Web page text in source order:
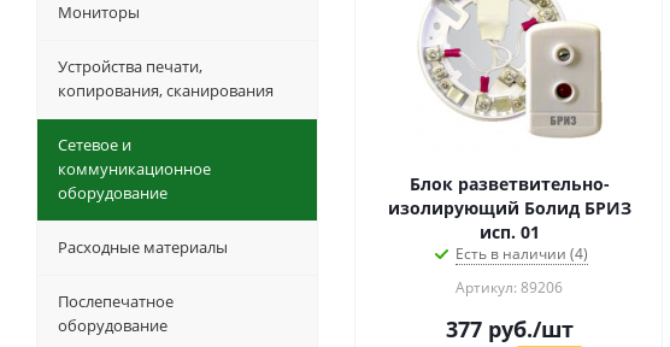
Блок разветвительно-
изолирующий Болид БРИЗ
исп. 01
Есть в наличии (4)
Артикул: 89206
377руб./шт
Мониторы
Устройства печати,
копирования, сканирования
Сетевое и
коммуникационное
оборудование
Расходные материалы
Послепечатное
оборудование